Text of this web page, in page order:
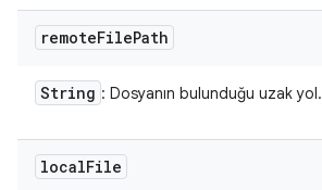
remoteFilePath
String : Dosyanın bulunduğu uzak yol.
localFile